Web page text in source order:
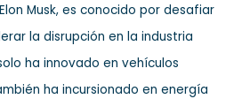
Musk, es conocido por desafiar
la disrupción en la industria
ha innovado en vehículos
ha incursionado en energía